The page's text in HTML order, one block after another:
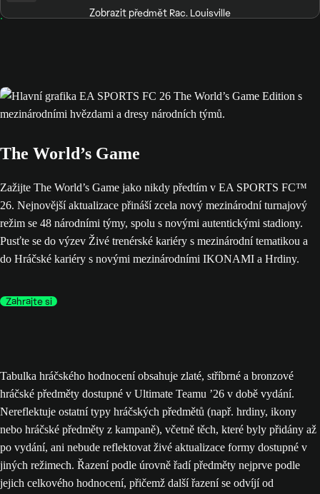
Zobrazit předmět Rac. Louisville
The World’s Game
Zažijte The World’s Game jako nikdy předtím v EA SPORTS FC™
26. Nejnovější aktualizace přináší zcela nový mezinárodní turnajový
režim se 48 národními týmy, spolu s novými autentickými stadiony.
Pusťte se do výzev Živé trenérské kariéry s mezinárodní tematikou a
do Hráčské kariéry s novými mezinárodními IKONAMI a Hrdiny.
Zahrajte si
Tabulka hráčského hodnocení obsahuje zlaté, stříbrné a bronzové
hráčské předměty dostupné v Ultimate Teamu ’26 v době vydání.
Nereflektuje ostatní typy hráčských předmětů (např. hrdiny, ikony
nebo hráčské předměty z kampaně), včetně těch, které byly přidány až
po vydání, ani nebude reflektovat živé aktualizace formy dostupné v
jiných režimech. Řazení podle úrovně řadí předměty nejprve podle
jejich celkového hodnocení, přičemž další řazení se odvíjí od